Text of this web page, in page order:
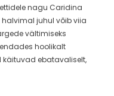
nagu Caridina
juhul võib viia
vältimiseks
hoolikalt
käituvad ebatavaliselt,